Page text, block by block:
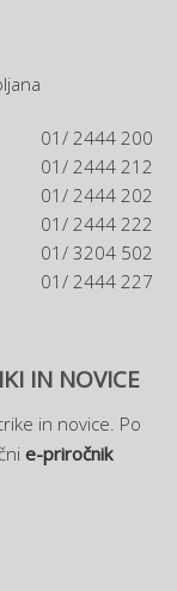
01/ 2444 200
01/ 2444 212
01/ 2444 202
01/ 2444 222
01/ 3204 502
01/ 2444 227
IN NOVICE
in novice. Po
e-priročnik